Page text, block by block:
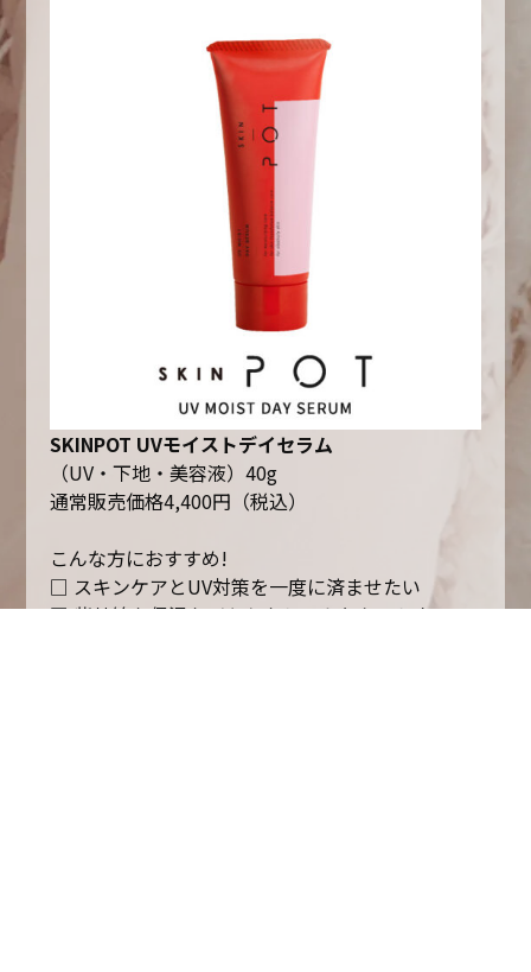
SKINPOT UVモイストデイセラム
（UV・下地・美容液）40g
通常販売価格4,400円（税込）
こんな方におすすめ!
□ スキンケアとUV対策を一度に済ませたい
□ 紫外線も保湿もどちらもしっかりケアしたい